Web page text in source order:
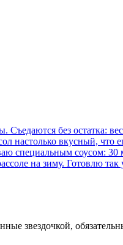
без остатка:
настолько вкусный, что
специальным соусом: 30
на зиму. Готовлю так
звездочкой,